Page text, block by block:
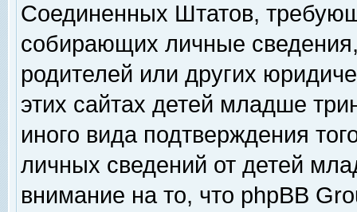
Соединенных Штатов,
собирающих личные
родителей или других
этих сайтах детей младше
иного вида подтверждения
личных сведений от детей
внимание на то, что phpBB